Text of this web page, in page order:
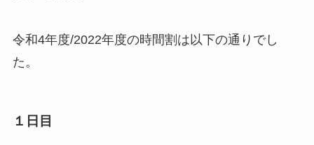
令和4年度/2022年度の時間割は以下の通りでし
た。
１日目